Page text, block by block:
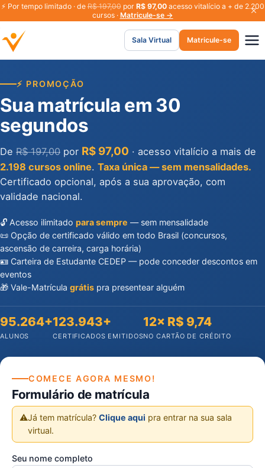
⚡ Por tempo limitado · deR$ 197,00por R$ 97,00acesso vitalício a + de 2.200
cursos · Matricule-se →
Sala Virtual Matricule-se
⚡ PROMOÇÃO
Sua matrícula em 30
segundos
De R$ 197,00 por R$ 97,00 · acesso vitalício a mais de
2.198 cursos online. Taxa única — sem mensalidades.
Certificado opcional, após a sua aprovação, com
validade nacional.
🔓 Acesso ilimitado para sempre — sem mensalidade
📜 Opção de certificado válido em todo Brasil (concursos,
ascensão de carreira, carga horária)
🪪 Carteira de Estudante CEDEP — pode conceder descontos em
eventos
🎁 Vale-Matrícula grátis pra presentear alguém
95.264+
ALUNOS
123.943+
CERTIFICADOS EMITIDOS
12× R$ 9,74
NO CARTÃO DE CRÉDITO
COMECE AGORA MESMO!
Formulário de matrícula
⚠️Já tem matrícula? Clique aqui pra entrar na sua sala
virtual.
Seu nome completo